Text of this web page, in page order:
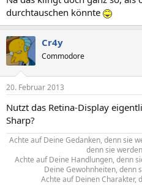
durchtauschen könnte
Cr4y
Commodore
20. Februar 2013
Nutzt das Retina-Display
Sharp?
Achte auf Deine Gedanken, denn sie
denn sie
Achte auf Deine Handlungen, denn
Deine Gewohnheiten, denn
Achte auf Deinen Charakter,